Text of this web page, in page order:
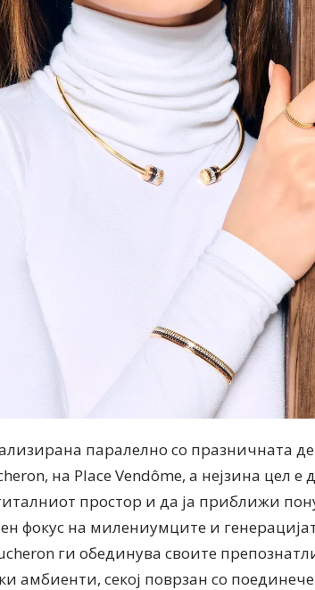
паралелно со празничната
на Place Vendôme, а нејзина цел е
простор и да ја приближи
фокус на милениумците и
ги обединува своите
амбиенти, секој поврзан со
Модни цитати